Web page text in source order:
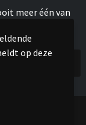
meer één van
op deze